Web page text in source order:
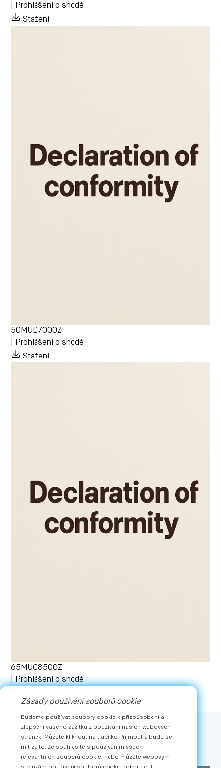
| Prohlášení o shodě
Stažení
50MUD7000Z
| Prohlášení o shodě
Stažení
65MUC8500Z
| Prohlášení o shodě
Ukázat více
Upsat
Získejte nejnovější zprávy a exkluzivní nabídky od METZ
Zásady používání souborů cookie
Budeme používat soubory cookie k přizpůsobení a
zlepšení vašeho zážitku z používání našich webových
stránek. Můžete kliknout na tlačítko Přijmout a bude se
mít za to, že souhlasíte s používáním všech
relevantních souborů cookie, nebo můžete webovým